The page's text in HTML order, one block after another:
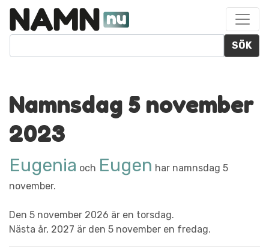
SÖK
Namnsdag 5 november
2023
Eugenia och Eugen har namnsdag 5
november.
Den 5 november 2026 är en torsdag.
Nästa år, 2027 är den 5 november en fredag.